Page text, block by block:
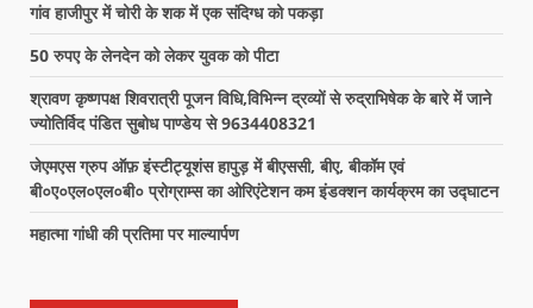
गांव हाजीपुर में चोरी के शक में एक संदिग्ध को पकड़ा
50 रुपए के लेनदेन को लेकर युवक को पीटा
श्रावण कृष्णपक्ष शिवरात्री पूजन विधि,विभिन्न द्रव्यों से रुद्राभिषेक के बारे में जाने
ज्योतिर्विद पंडित सुबोध पाण्डेय से 9634408321
जेएमएस ग्रुप ऑफ़ इंस्टीट्यूशंस हापुड़ में बीएससी, बीए, बीकॉम एवं
बी०ए०एल०एल०बी० प्रोग्राम्स का ओरिएंटेशन कम इंडक्शन कार्यक्रम का उद्घाटन
महात्मा गांधी की प्रतिमा पर माल्यार्पण